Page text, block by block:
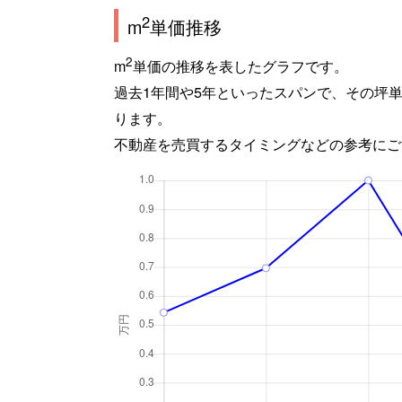
m2単価推移
m2単価の推移を表したグラフです。
過去1年間や5年といったスパンで、その坪
ります。
不動産を売買するタイミングなどの参考に